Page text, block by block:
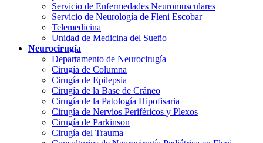
Servicio de Enfermedades Neuromusculares
Servicio de Neurología de Fleni Escobar
Telemedicina
Unidad de Medicina del Sueño
Neurocirugía
Departamento de Neurocirugía
Cirugía de Columna
Cirugía de Epilepsia
Cirugía de la Base de Cráneo
Cirugía de la Patología Hipofisaria
Cirugía de Nervios Periféricos y Plexos
Cirugía de Parkinson
Cirugía del Trauma